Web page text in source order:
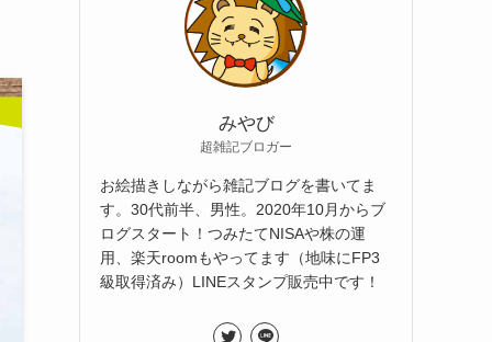
みやび
超雑記ブロガー
お絵描きしながら雑記ブログを書いてま
す。30代前半、男性。2020年10月からブ
ログスタート！つみたてNISAや株の運
用、楽天roomもやってます（地味にFP3
級取得済み）LINEスタンプ販売中です！